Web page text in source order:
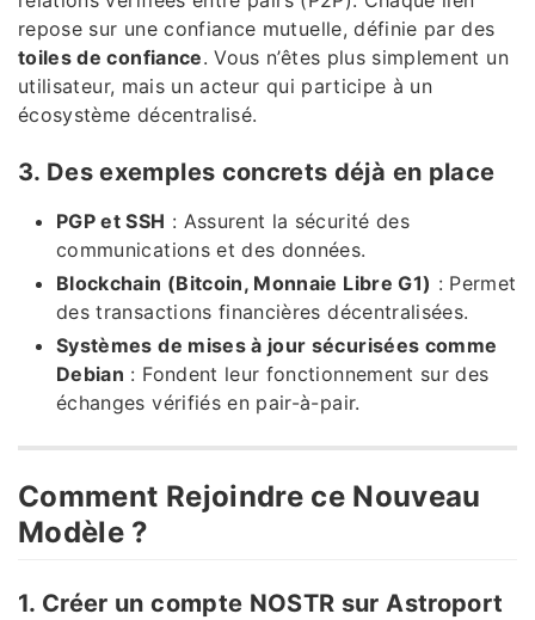
repose sur une confiance mutuelle, définie par des
toiles de confiance. Vous n’êtes plus simplement un
utilisateur, mais un acteur qui participe à un
écosystème décentralisé.
3. Des exemples concrets déjà en place
PGP et SSH : Assurent la sécurité des
communications et des données.
Blockchain (Bitcoin, Monnaie Libre G1) : Permet
des transactions financières décentralisées.
Systèmes de mises à jour sécurisées comme
Debian : Fondent leur fonctionnement sur des
échanges vérifiés en pair-à-pair.
Comment Rejoindre ce Nouveau
Modèle ?
1. Créer un compte NOSTR sur Astroport